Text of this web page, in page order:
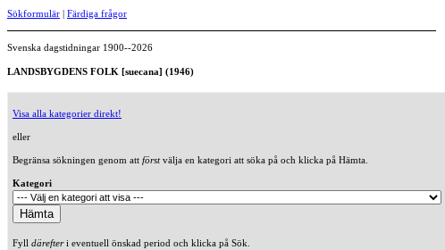
Sökformulär | Färdiga frågor
Svenska dagstidningar 1900--2026
LANDSBYGDENS FOLK [suecana] (1946)
Visa alla kategorier direkt!
eller
Begränsa sökningen genom att förstvälja en kategori att söka på och klicka på Hämta.
Kategori
Fyll därefteri eventuell önskad period och klicka på Sök.